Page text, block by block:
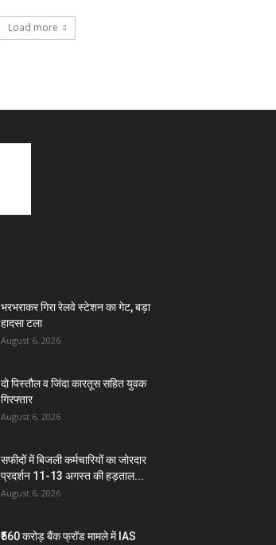
Load more
भरभराकर गिरा रेलवे स्टेशन का गेट, बड़ा
हादसा टला
August 6, 2026
दो पिस्तौल व जिंदा कारतूस सहित युवक
गिरफ्तार
August 6, 2026
सफीदों में बिजली कर्मचारियों का जोरदार
प्रदर्शन 11-13 अगस्त की हड़ताल...
August 6, 2026
₹560 करोड़ बैंक फ्रॉड मामले में IAS